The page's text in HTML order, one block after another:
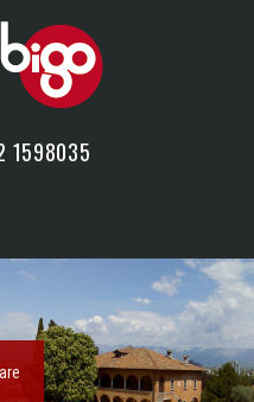
1598035